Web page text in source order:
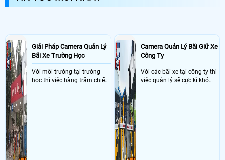
Giải Pháp Camera Quản Lý
Bãi Xe Trường Học
Với môi trường tại trường
học thì việc hàng trăm chiếc
Camera Quản Lý Bãi Giữ Xe
Công Ty
Với các bãi xe tại công ty thì
việc quản lý sẽ cực kì khó